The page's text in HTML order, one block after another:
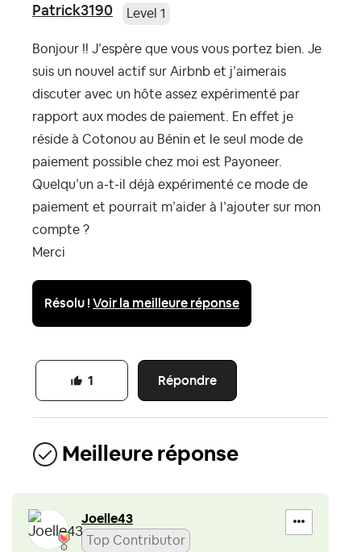
Patrick3190 Level 1
Bonjour !! J’espère que vous vous portez bien. Je
suis un nouvel actif sur Airbnb et j’aimerais
discuter avec un hôte assez expérimenté par
rapport aux modes de paiement. En effet je
réside à Cotonou au Bénin et le seul mode de
paiement possible chez moi est Payoneer.
Quelqu’un a-t-il déjà expérimenté ce mode de
paiement et pourrait m’aider à l’ajouter sur mon
compte ?
Merci
Résolu !Voir la meilleure réponse
Répondre
1
Meilleure réponse
Joelle43
Top Contributor